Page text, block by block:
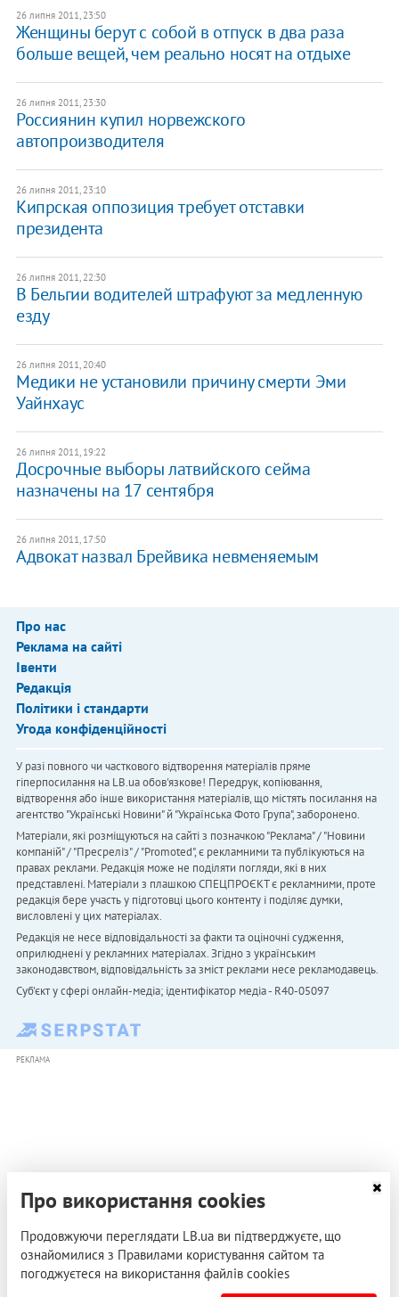
26 липня 2011, 23:50
Женщины берут с собой в отпуск в два раза
больше вещей, чем реально носят на отдыхе
26 липня 2011, 23:30
Россиянин купил норвежского
автопроизводителя
26 липня 2011, 23:10
Кипрская оппозиция требует отставки
президента
26 липня 2011, 22:30
В Бельгии водителей штрафуют за медленную
езду
26 липня 2011, 20:40
Медики не установили причину смерти Эми
Уайнхаус
26 липня 2011, 19:22
Досрочные выборы латвийского сейма
назначены на 17 сентября
26 липня 2011, 17:50
Адвокат назвал Брейвика невменяемым
Про нас
Реклама на сайті
Івенти
Редакція
Політики і стандарти
Угода конфіденційності
У разі повного чи часткового відтворення матеріалів пряме
гіперпосилання на LB.ua обов'язкове! Передрук, копіювання,
відтворення або інше використання матеріалів, що містять посилання на
агентство "Українськi Новини" й "Українська Фото Група", заборонено.
Матеріали, які розміщуються на сайті з позначкою "Реклама" / "Новини
компаній" / "Пресреліз" / "Promoted", є рекламними та публікуються на
правах реклами. Редакція може не поділяти погляди, які в них
представлені. Матеріали з плашкою СПЕЦПРОЄКТ є рекламними, проте
редакція бере участь у підготовці цього контенту і поділяє думки,
висловлені у цих матеріалах.
Редакція не несе відповідальності за факти та оціночні судження,
оприлюднені у рекламних матеріалах. Згідно з українським
законодавством, відповідальність за зміст реклами несе рекламодавець.
Cуб'єкт у сфері онлайн-медіа; ідентифікатор медіа - R40-05097
РЕКЛАМА
Про використання cookies
Продовжуючи переглядати LB.ua ви підтверджуєте, що
ознайомилися з Правилами користування сайтом та
погоджуєтеся на використання файлів cookies